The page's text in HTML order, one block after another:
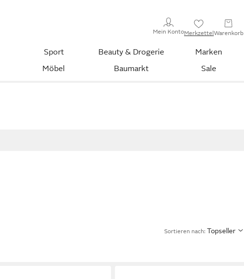
Mein KontoMerkzettelWarenkorb
Sport Beauty & Drogerie
Marken
Möbel Baumarkt Sale
Sortieren nach: Topseller